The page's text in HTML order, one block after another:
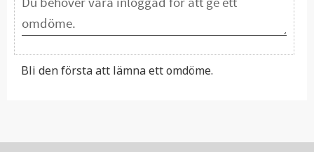
Bli den första att lämna ett omdöme.